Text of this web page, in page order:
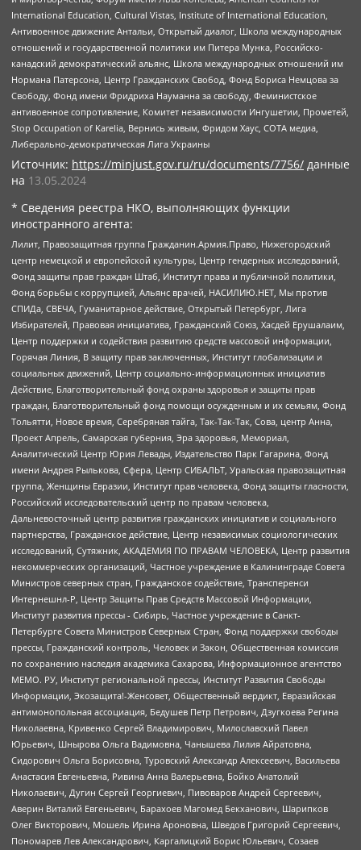
International Education, Cultural Vistas, Institute of International Education,
Антивоенное движение Антальи, Открытый диалог, Школа международных
отношений и государственной политики им Питера Мунка, Российско-
канадский демократический альянс, Школа международных отношений им
Нормана Патерсона, Центр Гражданских Свобод, Фонд Бориса Немцова за
Свободу, Фонд имени Фридриха Науманна за свободу, Феминистское
антивоенное сопротивление, Комитет независимости Ингушетии, Прометей,
Stop Occupation of Karelia, Вернись живым, Фридом Хаус, СОТА медиа,
Либерально-демократическая Лига Украины
Источник: https://minjust.gov.ru/ru/documents/7756/ данные
на 13.05.2024
* Сведения реестра НКО, выполняющих функции
иностранного агента:
Лилит, Правозащитная группа Гражданин.Армия.Право, Нижегородский
центр немецкой и европейской культуры, Центр гендерных исследований,
Фонд защиты прав граждан Штаб, Институт права и публичной политики,
Фонд борьбы с коррупцией, Альянс врачей, НАСИЛИЮ.НЕТ, Мы против
СПИДа, СВЕЧА, Гуманитарное действие, Открытый Петербург, Лига
Избирателей, Правовая инициатива, Гражданский Союз, Хасдей Ерушалаим,
Центр поддержки и содействия развитию средств массовой информации,
Горячая Линия, В защиту прав заключенных, Институт глобализации и
социальных движений, Центр социально-информационных инициатив
Действие, Благотворительный фонд охраны здоровья и защиты прав
граждан, Благотворительный фонд помощи осужденным и их семьям, Фонд
Тольятти, Новое время, Серебряная тайга, Так-Так-Так, Сова, центр Анна,
Проект Апрель, Самарская губерния, Эра здоровья, Мемориал,
Аналитический Центр Юрия Левады, Издательство Парк Гагарина, Фонд
имени Андрея Рылькова, Сфера, Центр СИБАЛЬТ, Уральская правозащитная
группа, Женщины Евразии, Институт прав человека, Фонд защиты гласности,
Российский исследовательский центр по правам человека,
Дальневосточный центр развития гражданских инициатив и социального
партнерства, Гражданское действие, Центр независимых социологических
исследований, Сутяжник, АКАДЕМИЯ ПО ПРАВАМ ЧЕЛОВЕКА, Центр развития
некоммерческих организаций, Частное учреждение в Калининграде Совета
Министров северных стран, Гражданское содействие, Трансперенси
Интернешнл-Р, Центр Защиты Прав Средств Массовой Информации,
Институт развития прессы - Сибирь, Частное учреждение в Санкт-
Петербурге Совета Министров Северных Стран, Фонд поддержки свободы
прессы, Гражданский контроль, Человек и Закон, Общественная комиссия
по сохранению наследия академика Сахарова, Информационное агентство
МЕМО. РУ, Институт региональной прессы, Институт Развития Свободы
Информации, Экозащита!-Женсовет, Общественный вердикт, Евразийская
антимонопольная ассоциация, Бедушев Петр Петрович, Дзугкоева Регина
Николаевна, Кривенко Сергей Владимирович, Милославский Павел
Юрьевич, Шнырова Ольга Вадимовна, Чанышева Лилия Айратовна,
Сидорович Ольга Борисовна, Туровский Александр Алексеевич, Васильева
Анастасия Евгеньевна, Ривина Анна Валерьевна, Бойко Анатолий
Николаевич, Дугин Сергей Георгиевич, Пивоваров Андрей Сергеевич,
Аверин Виталий Евгеньевич, Барахоев Магомед Бекханович, Шарипков
Олег Викторович, Мошель Ирина Ароновна, Шведов Григорий Сергеевич,
Пономарев Лев Александрович, Каргалицкий Борис Юльевич, Созаев